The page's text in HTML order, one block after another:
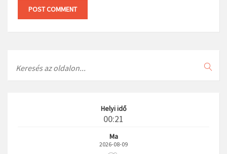
Helyi idő
00:21
Ma
2026-08-09